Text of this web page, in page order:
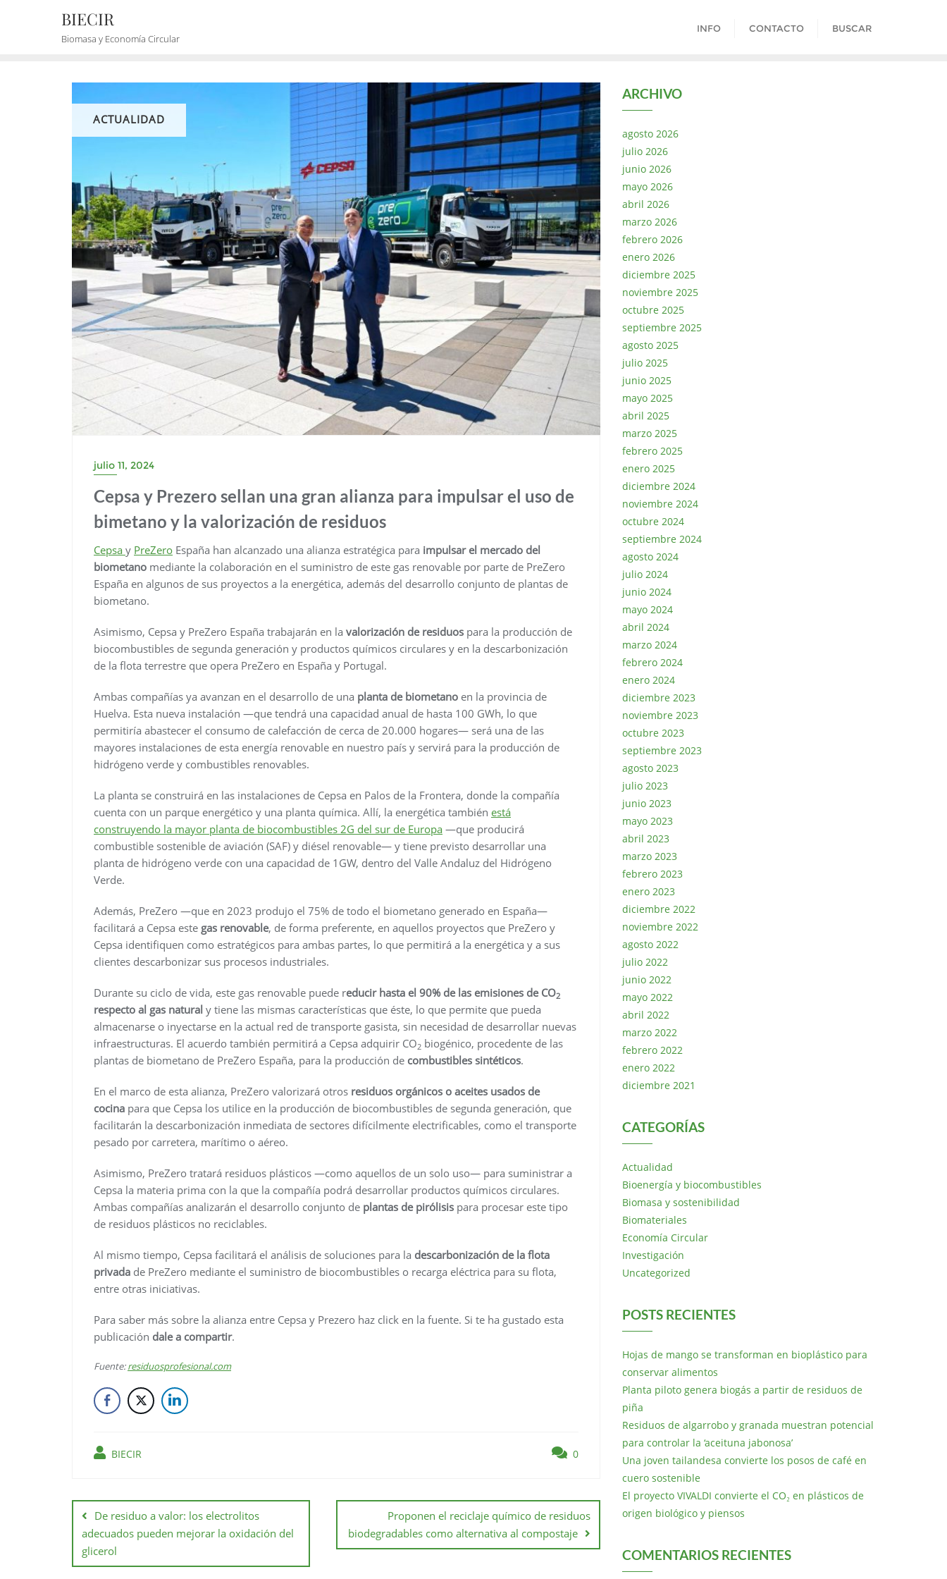
BIECIR
Biomasa y Economía Circular
INFO CONTACTO BUSCAR
ACTUALIDAD
julio 11, 2024
Cepsa y Prezero sellan una gran alianza para impulsar el uso de
bimetano y la valorización de residuos
Cepsa y PreZero España han alcanzado una alianza estratégica para impulsar el mercado del
biometano mediante la colaboración en el suministro de este gas renovable por parte de PreZero
España en algunos de sus proyectos a la energética, además del desarrollo conjunto de plantas de
biometano.
Asimismo, Cepsa y PreZero España trabajarán en la valorización de residuos para la producción de
biocombustibles de segunda generación y productos químicos circulares y en la descarbonización
de la flota terrestre que opera PreZero en España y Portugal.
Ambas compañías ya avanzan en el desarrollo de una planta de biometano en la provincia de
Huelva. Esta nueva instalación —que tendrá una capacidad anual de hasta 100 GWh, lo que
permitiría abastecer el consumo de calefacción de cerca de 20.000 hogares— será una de las
mayores instalaciones de esta energía renovable en nuestro país y servirá para la producción de
hidrógeno verde y combustibles renovables.
La planta se construirá en las instalaciones de Cepsa en Palos de la Frontera, donde la compañía
cuenta con un parque energético y una planta química. Allí, la energética también está
construyendo la mayor planta de biocombustibles 2G del sur de Europa —que producirá
combustible sostenible de aviación (SAF) y diésel renovable— y tiene previsto desarrollar una
planta de hidrógeno verde con una capacidad de 1GW, dentro del Valle Andaluz del Hidrógeno
Verde.
Además, PreZero —que en 2023 produjo el 75% de todo el biometano generado en España—
facilitará a Cepsa este gas renovable, de forma preferente, en aquellos proyectos que PreZero y
Cepsa identifiquen como estratégicos para ambas partes, lo que permitirá a la energética y a sus
clientes descarbonizar sus procesos industriales.
Durante su ciclo de vida, este gas renovable puede reducir hasta el 90% de las emisiones de CO2
respecto al gas natural y tiene las mismas características que éste, lo que permite que pueda
almacenarse o inyectarse en la actual red de transporte gasista, sin necesidad de desarrollar nuevas
infraestructuras. El acuerdo también permitirá a Cepsa adquirir CO2 biogénico, procedente de las
plantas de biometano de PreZero España, para la producción de combustibles sintéticos.
En el marco de esta alianza, PreZero valorizará otros residuos orgánicos o aceites usados de
cocina para que Cepsa los utilice en la producción de biocombustibles de segunda generación, que
facilitarán la descarbonización inmediata de sectores difícilmente electrificables, como el transporte
pesado por carretera, marítimo o aéreo.
Asimismo, PreZero tratará residuos plásticos —como aquellos de un solo uso— para suministrar a
Cepsa la materia prima con la que la compañía podrá desarrollar productos químicos circulares.
Ambas compañías analizarán el desarrollo conjunto de plantas de pirólisis para procesar este tipo
de residuos plásticos no reciclables.
Al mismo tiempo, Cepsa facilitará el análisis de soluciones para la descarbonización de la flota
privada de PreZero mediante el suministro de biocombustibles o recarga eléctrica para su flota,
entre otras iniciativas.
Para saber más sobre la alianza entre Cepsa y Prezero haz click en la fuente. Si te ha gustado esta
publicación dale a compartir.
Fuente:residuosprofesional.com
BIECIR 0
De residuo a valor: los electrolitos
adecuados pueden mejorar la oxidación del
glicerol
Proponen el reciclaje químico de residuos
biodegradables como alternativa al compostaje
ARCHIVO
agosto 2026
julio 2026
junio 2026
mayo 2026
abril 2026
marzo 2026
febrero 2026
enero 2026
diciembre 2025
noviembre 2025
octubre 2025
septiembre 2025
agosto 2025
julio 2025
junio 2025
mayo 2025
abril 2025
marzo 2025
febrero 2025
enero 2025
diciembre 2024
noviembre 2024
octubre 2024
septiembre 2024
agosto 2024
julio 2024
junio 2024
mayo 2024
abril 2024
marzo 2024
febrero 2024
enero 2024
diciembre 2023
noviembre 2023
octubre 2023
septiembre 2023
agosto 2023
julio 2023
junio 2023
mayo 2023
abril 2023
marzo 2023
febrero 2023
enero 2023
diciembre 2022
noviembre 2022
agosto 2022
julio 2022
junio 2022
mayo 2022
abril 2022
marzo 2022
febrero 2022
enero 2022
diciembre 2021
CATEGORÍAS
Actualidad
Bioenergía y biocombustibles
Biomasa y sostenibilidad
Biomateriales
Economía Circular
Investigación
Uncategorized
POSTS RECIENTES
Hojas de mango se transforman en bioplástico para
conservar alimentos
Planta piloto genera biogás a partir de residuos de
piña
Residuos de algarrobo y granada muestran potencial
para controlar la ‘aceituna jabonosa’
Una joven tailandesa convierte los posos de café en
cuero sostenible
El proyecto VIVALDI convierte el CO₂ en plásticos de
origen biológico y piensos
COMENTARIOS RECIENTES